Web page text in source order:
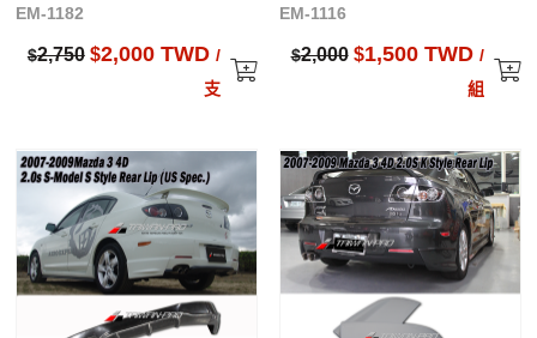
EM-1182
$2,750 $2,000 TWD /
支
EM-1116
$2,000 $1,500 TWD /
組